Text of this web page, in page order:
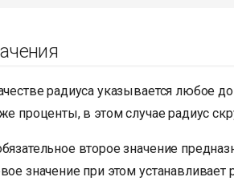
радиуса указывается любое
проценты, в этом случае радиус
второе значение
значение при этом устанавливает